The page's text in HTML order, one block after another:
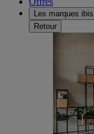
Les marques ibis
Retour